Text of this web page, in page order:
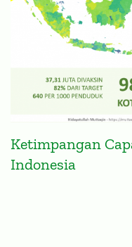
Ketimpangan
Indonesia